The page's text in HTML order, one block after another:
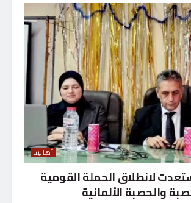
أهالينا
لانطلاق الحملة القومية
والحصبة الألمانية